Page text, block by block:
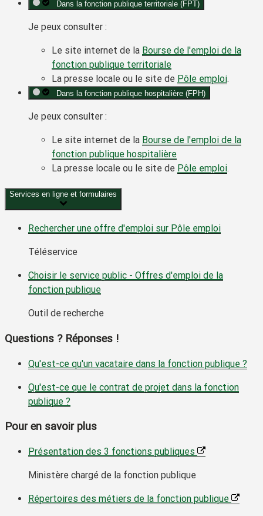
Dans la fonction publique territoriale (FPT)
Je peux consulter :
Le site internet de la Bourse de l'emploi de la
fonction publique territoriale
La presse locale ou le site de Pôle emploi.
Dans la fonction publique hospitalière (FPH)
Je peux consulter :
Le site internet de la Bourse de l'emploi de la
fonction publique hospitalière
La presse locale ou le site de Pôle emploi.
Services en ligne et formulaires
Rechercher une offre d'emploi sur Pôle emploi
Téléservice
Choisir le service public - Offres d'emploi de la
fonction publique
Outil de recherche
Questions ? Réponses !
Qu'est-ce qu'un vacataire dans la fonction publique ?
Qu'est-ce que le contrat de projet dans la fonction
publique ?
Pour en savoir plus
Présentation des 3 fonctions publiques
Ministère chargé de la fonction publique
Répertoires des métiers de la fonction publique